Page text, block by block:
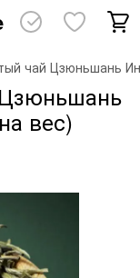
чай Цзюньшань
вес)